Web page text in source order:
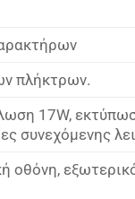
πλήκτρων.
17W,
συνεχόμενης
οθόνη,